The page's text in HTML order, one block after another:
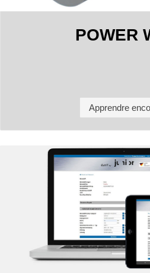
POWER
Apprendre